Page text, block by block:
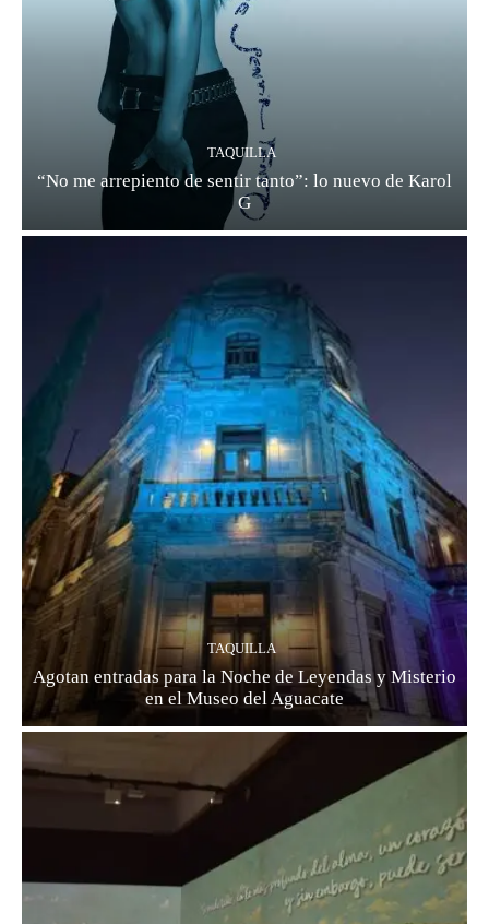
TAQUILLA
“No me arrepiento de sentir tanto”: lo nuevo de Karol
G
TAQUILLA
Agotan entradas para la Noche de Leyendas y Misterio
en el Museo del Aguacate